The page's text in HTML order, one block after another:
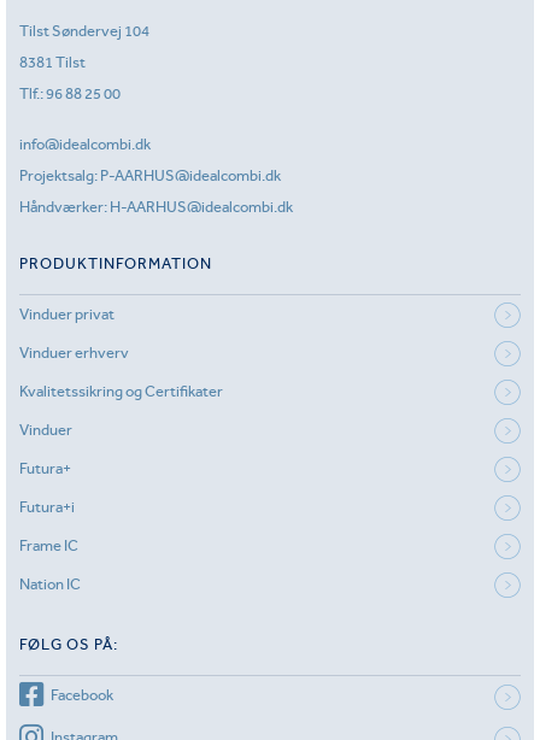
Tilst Søndervej 104
8381 Tilst
Tlf.:96 88 25 00
info@idealcombi.dk
Projektsalg: P-AARHUS@idealcombi.dk
Håndværker: H-AARHUS@idealcombi.dk
PRODUKTINFORMATION
Vinduer privat
Vinduer erhverv
Kvalitetssikring og Certifikater
Vinduer
Futura+
Futura+i
Frame IC
Nation IC
FØLG OS PÅ:
Facebook